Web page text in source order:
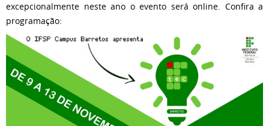
excepcionalmente neste ano o evento será online. Confira a
programação: